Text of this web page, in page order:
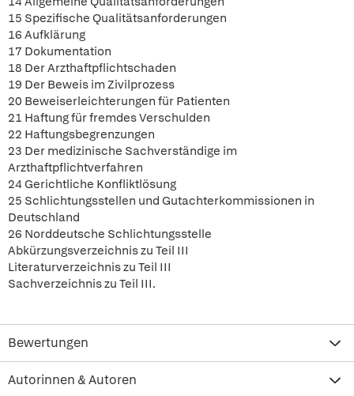
15 Spezifische Qualitätsanforderungen
16 Aufklärung
17 Dokumentation
18 Der Arzthaftpflichtschaden
19 Der Beweis im Zivilprozess
20 Beweiserleichterungen für Patienten
21 Haftung für fremdes Verschulden
22 Haftungsbegrenzungen
23 Der medizinische Sachverständige im
Arzthaftpflichtverfahren
24 Gerichtliche Konfliktlösung
25 Schlichtungsstellen und Gutachterkommissionen in
Deutschland
26 Norddeutsche Schlichtungsstelle
Abkürzungsverzeichnis zu Teil III
Literaturverzeichnis zu Teil III
Sachverzeichnis zu Teil III.
Bewertungen
Autorinnen & Autoren